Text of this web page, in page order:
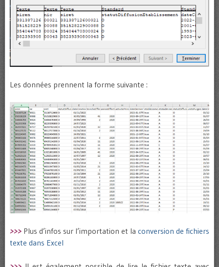
Les données prennent la forme suivante :
>>> Plus d’infos sur l’importation et la conversion de fichiers
texte dans Excel